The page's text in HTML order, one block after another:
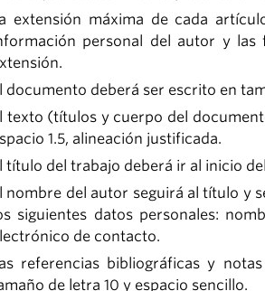
extensión máxima de cada
personal del autor y las
documento deberá ser escrito en
texto (títulos y cuerpo del
1.5, alineación justificada.
título del trabajo deberá ir al inicio
nombre del autor seguirá al título y
siguientes datos personales:
de contacto.
referencias bibliográficas y
de letra 10 y espacio sencillo.